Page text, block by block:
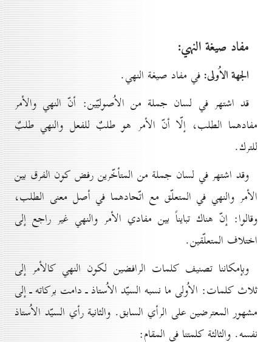
مفاد صيغة النهي:
الجهة الاُولى: في مفاد صيغة النهي.
قد اشتهر في لسان جملة من الاُصوليّين: أنّ النهي والأمر
مفادهما الطلب، إلّا أنّ الأمر هو طلبٌ للفعل والنهي طلبٌ
للترك.
وقد اشتهر في لسان جملة من المتأخّرين رفض كون الفرق بين
الأمر والنهي في المتعلّق مع اتّحادهما في أصل معنى الطلب،
وقالوا: إنّ هناك تبايناً بين مفادي الأمر والنهي غير راجع إلى
اختلاف المتعلّقين.
وبإمكاننا تصنيف كلمات الرافضين لكون النهي كالأمر إلى
ثلاث كلمات: الاُولى ما نسبه السيّد الاُستاذ ـ دامت بركاته ـ إلى
مشهور المعترضين على الرأي السابق. والثانية رأي السيّد الاُستاذ
نفسه. والثالثة كلمتنا في المقام: